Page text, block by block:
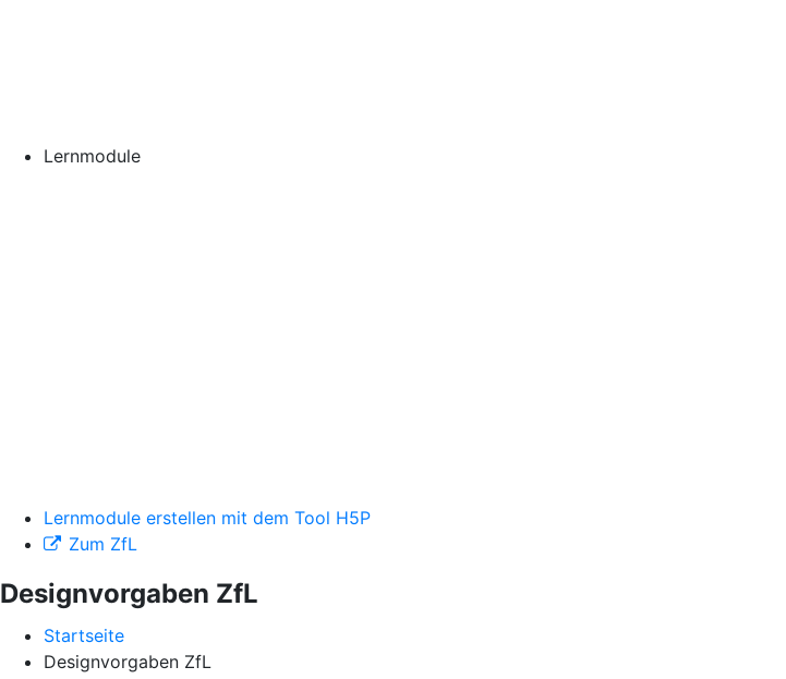
Lernmodule
Lernmodule erstellen mit dem Tool H5P
Zum ZfL
Designvorgaben ZfL
Startseite
Designvorgaben ZfL